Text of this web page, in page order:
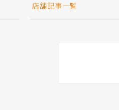
店舗記事一覧